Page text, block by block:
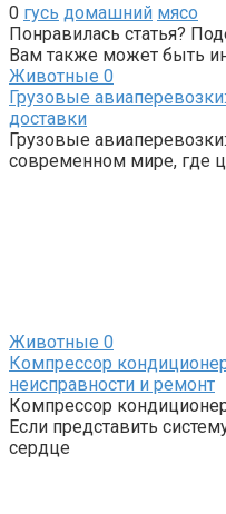
0 гусь домашний мясо
Понравилась статья?
Вам также может быть
Животные 0
Грузовые
доставки
Грузовые
современном мире, где
Животные 0
Компрессор
неисправности и ремонт
Компрессор
Если представить
сердце